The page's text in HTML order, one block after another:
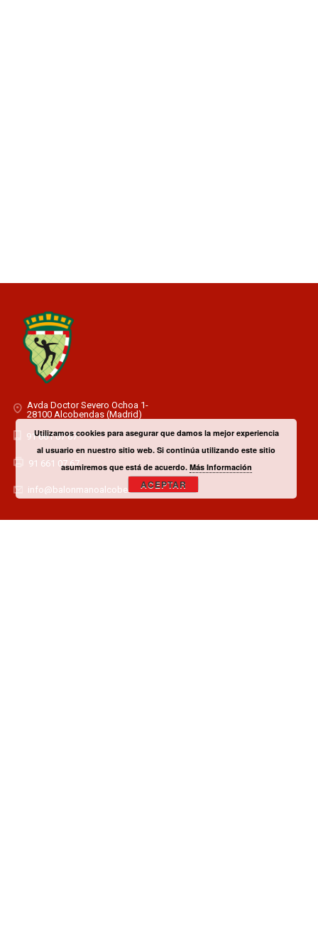
Avda Doctor Severo Ochoa 1-
28100 Alcobendas (Madrid)
91 661 07 67
91 661 07 67
info@balonmanoalcobendas.es
Utilizamos cookies para asegurar que damos la mejor experiencia
al usuario en nuestro sitio web. Si continúa utilizando este sitio
asumiremos que está de acuerdo. Más Información
ACEPTAR